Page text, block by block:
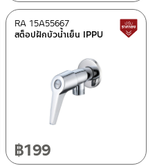
สต็อปฝักบัวน้ำเย็น IPPU
RA 15A55667
฿199